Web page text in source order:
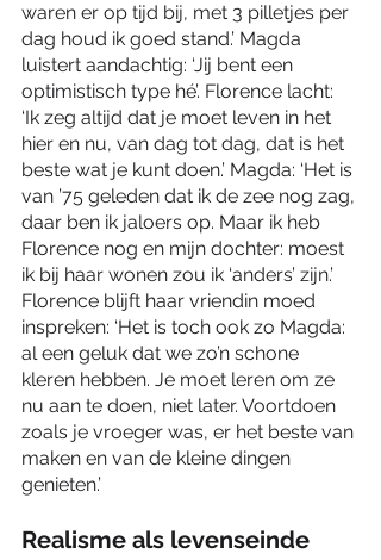
waren er op tijd bij, met 3 pilletjes per
dag houd ik goed stand.’ Magda
luistert aandachtig: ‘Jij bent een
optimistisch type hé’. Florence lacht:
‘Ik zeg altijd dat je moet leven in het
hier en nu, van dag tot dag, dat is het
beste wat je kunt doen.’ Magda: ‘Het is
van ’75 geleden dat ik de zee nog zag,
daar ben ik jaloers op. Maar ik heb
Florence nog en mijn dochter: moest
ik bij haar wonen zou ik ‘anders’ zijn.’
Florence blijft haar vriendin moed
inspreken: ‘Het is toch ook zo Magda:
al een geluk dat we zo’n schone
kleren hebben. Je moet leren om ze
nu aan te doen, niet later. Voortdoen
zoals je vroeger was, er het beste van
maken en van de kleine dingen
genieten.’
Realisme als levenseinde